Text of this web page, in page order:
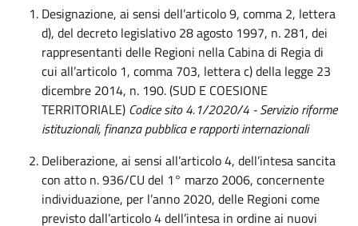
Designazione, ai sensi dell’articolo 9, comma 2, lettera
d), del decreto legislativo 28 agosto 1997, n. 281, dei
rappresentanti delle Regioni nella Cabina di Regia di
cui all’articolo 1, comma 703, lettera c) della legge 23
dicembre 2014, n. 190. (SUD E COESIONE
TERRITORIALE) Codice sito 4.1/2020/4 - Servizio riforme
istituzionali, finanza pubblica e rapporti internazionali
Deliberazione, ai sensi all’articolo 4, dell’intesa sancita
con atto n. 936/CU del 1° marzo 2006, concernente
individuazione, per l’anno 2020, delle Regioni come
previsto dall’articolo 4 dell’intesa in ordine ai nuovi